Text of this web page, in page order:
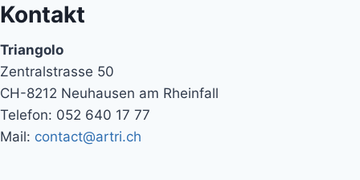
Kontakt
Triangolo
Zentralstrasse 50
CH-8212 Neuhausen am Rheinfall
Telefon: 052 640 17 77
Mail: contact@artri.ch